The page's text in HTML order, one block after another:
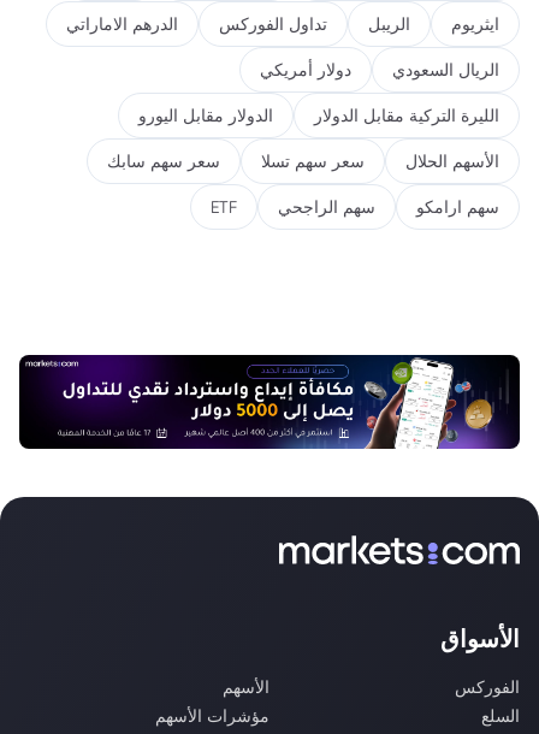
ايثريوم الريبل تداول الفوركس الدرهم الاماراتي
الريال السعودي دولار أمريكي
الليرة التركية مقابل الدولار الدولار مقابل اليورو
الأسهم الحلال سعر سهم تسلا سعر سهم سابك
سهم ارامكو سهم الراجحي ETF
الأسواق
الفوركس
الأسهم
السلع
مؤشرات الأسهم